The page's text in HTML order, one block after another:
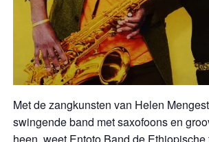
Met de zangkunsten van Helen
swingende band met saxofoons en